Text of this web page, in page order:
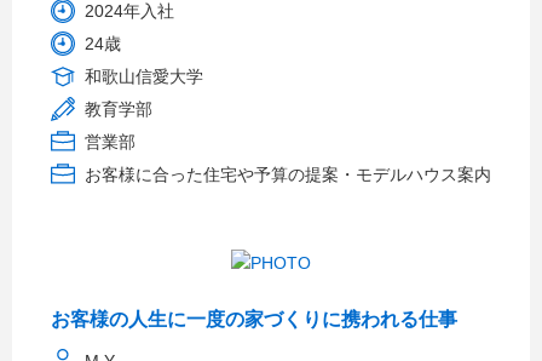
2024年入社
24歳
和歌山信愛大学
教育学部
営業部
お客様に合った住宅や予算の提案・モデルハウス案内
お客様の人生に一度の家づくりに携われる仕事